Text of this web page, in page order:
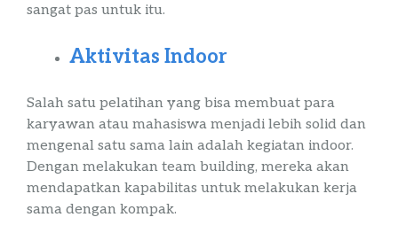
sangat pas untuk itu.
Aktivitas Indoor
Salah satu pelatihan yang bisa membuat para
karyawan atau mahasiswa menjadi lebih solid dan
mengenal satu sama lain adalah kegiatan indoor.
Dengan melakukan team building, mereka akan
mendapatkan kapabilitas untuk melakukan kerja
sama dengan kompak.